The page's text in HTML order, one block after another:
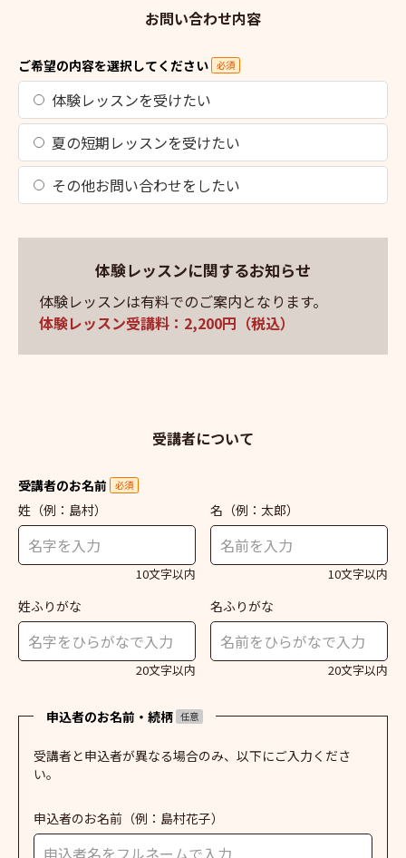
お問い合わせ内容
ご希望の内容を選択してください 必須
体験レッスンを受けたい
夏の短期レッスンを受けたい
その他お問い合わせをしたい
体験レッスンに関するお知らせ
体験レッスンは有料でのご案内となります。
体験レッスン受講料：2,200円（税込）
受講者について
受講者のお名前 必須
姓 （例：島村）
10文字以内
名 （例：太郎）
10文字以内
姓ふりがな
20文字以内
名ふりがな
20文字以内
申込者のお名前・続柄 任意
受講者と申込者が異なる場合のみ、以下にご入力くださ
い。
申込者のお名前 （例：島村花子）